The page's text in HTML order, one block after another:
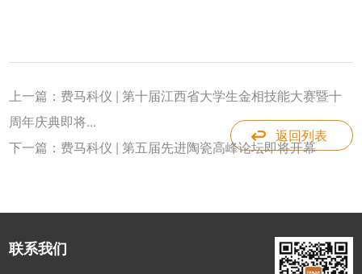
上一篇： 费马科仪 | 第十届江西省大学生金相技能大赛暨十
周年庆典即将...
下一篇： 费马科仪 | 第五届先进陶瓷高峰论坛即将开幕
返回列表
联系我们